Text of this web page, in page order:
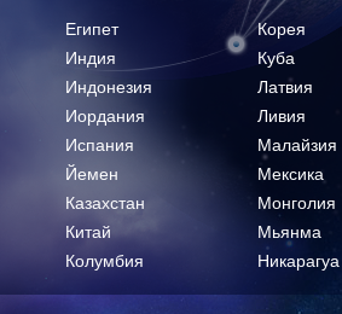
Египет
Индия
Индонезия
Иордания
Испания
Йемен
Казахстан
Китай
Колумбия
Корея
Куба
Латвия
Ливия
Малайзия
Мексика
Монголия
Мьянма
Никарагуа